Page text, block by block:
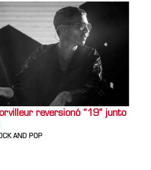
reversionó “19” junto
AND POP